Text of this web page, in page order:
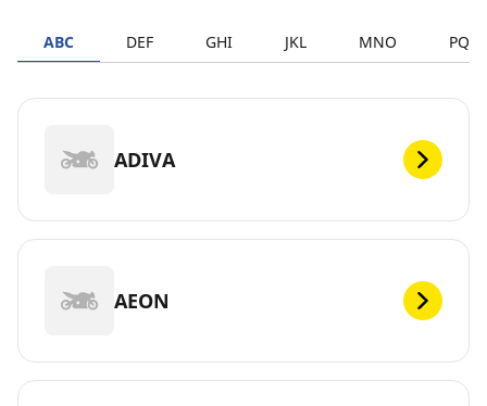
ABC DEF GHI JKL MNO PQRS
ADIVA
AEON